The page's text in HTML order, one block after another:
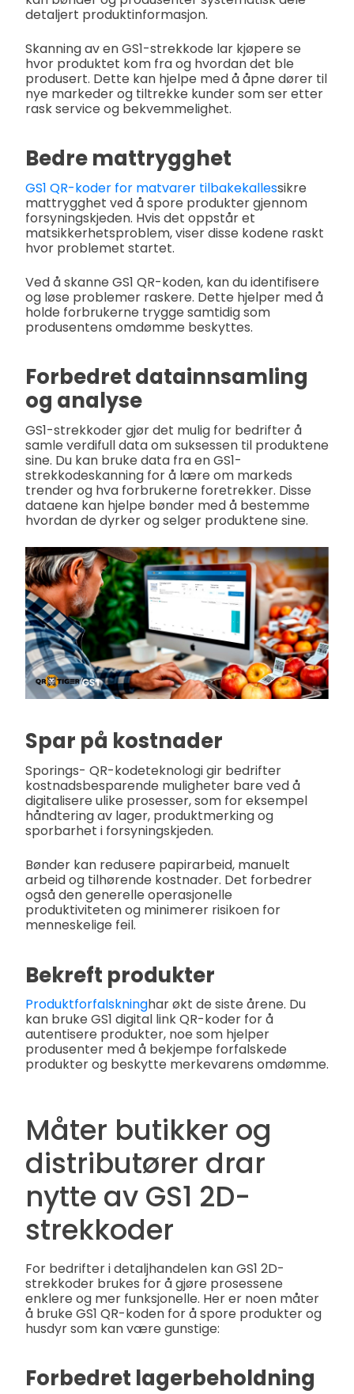
detaljert produktinformasjon.
Skanning av en GS1-strekkode lar kjøpere se
hvor produktet kom fra og hvordan det ble
produsert. Dette kan hjelpe med å åpne dører til
nye markeder og tiltrekke kunder som ser etter
rask service og bekvemmelighet.
Bedre mattrygghet
GS1 QR-koder for matvarer tilbakekallessikre
mattrygghet ved å spore produkter gjennom
forsyningskjeden. Hvis det oppstår et
matsikkerhetsproblem, viser disse kodene raskt
hvor problemet startet.
Ved å skanne GS1 QR-koden, kan du identifisere
og løse problemer raskere. Dette hjelper med å
holde forbrukerne trygge samtidig som
produsentens omdømme beskyttes.
Forbedret datainnsamling
og analyse
GS1-strekkoder gjør det mulig for bedrifter å
samle verdifull data om suksessen til produktene
sine. Du kan bruke data fra en GS1-
strekkodeskanning for å lære om markeds
trender og hva forbrukerne foretrekker. Disse
dataene kan hjelpe bønder med å bestemme
hvordan de dyrker og selger produktene sine.
Spar på kostnader
Sporings- QR-kodeteknologi gir bedrifter
kostnadsbesparende muligheter bare ved å
digitalisere ulike prosesser, som for eksempel
håndtering av lager, produktmerking og
sporbarhet i forsyningskjeden.
Bønder kan redusere papirarbeid, manuelt
arbeid og tilhørende kostnader. Det forbedrer
også den generelle operasjonelle
produktiviteten og minimerer risikoen for
menneskelige feil.
Bekreft produkter
Produktforfalskninghar økt de siste årene. Du
kan bruke GS1 digital link QR-koder for å
autentisere produkter, noe som hjelper
produsenter med å bekjempe forfalskede
produkter og beskytte merkevarens omdømme.
Måter butikker og
distributører drar
nytte av GS1 2D-
strekkoder
For bedrifter i detaljhandelen kan GS1 2D-
strekkoder brukes for å gjøre prosessene
enklere og mer funksjonelle. Her er noen måter
å bruke GS1 QR-koden for å spore produkter og
husdyr som kan være gunstige:
Forbedret lagerbeholdning